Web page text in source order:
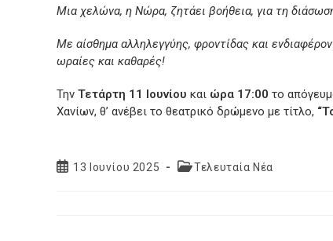
Μια χελώνα, η Νώρα, ζητάει βοήθεια, για τη
Με αίσθημα αλληλεγγύης, φροντίδας και
ωραίες και καθαρές!
Την Τετάρτη 11 Ιουνίου και ώρα 17:00 το
Χανίων, θ’ ανέβει το θεατρικό δρώμενο με τίτλο,
Post13 Ιουνίου 2025
PostΤελευταία Νέα